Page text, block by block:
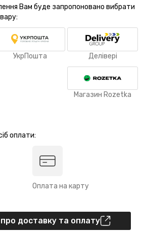
Вам буде запропоновано вибрати
УкрПошта Делівері
Магазин Rozetka
оплати:
Оплата на карту
доставку та оплату